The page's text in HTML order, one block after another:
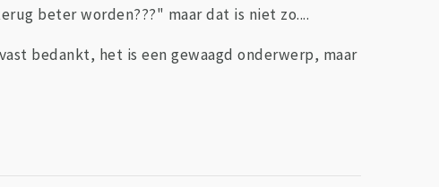
beter worden???" maar dat is niet zo....
bedankt, het is een gewaagd onderwerp, maar